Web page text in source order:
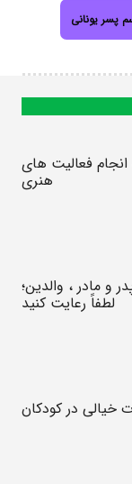
پسر یونانی
فعالیت های
هنری
و مادر ، والدین؛
لطفاً رعایت کنید
خیالی در کودکان